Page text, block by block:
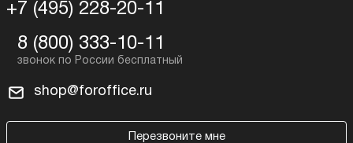
+7 (495) 228-20-11
8 (800) 333-10-11
shop@foroffice.ru
Перезвоните мне